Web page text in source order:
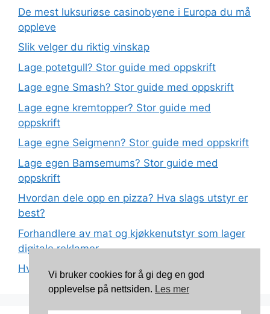
De mest luksuriøse casinobyene i Europa du må
oppleve
Slik velger du riktig vinskap
Lage potetgull? Stor guide med oppskrift
Lage egne Smash? Stor guide med oppskrift
Lage egne kremtopper? Stor guide med
oppskrift
Lage egne Seigmenn? Stor guide med oppskrift
Lage egen Bamsemums? Stor guide med
oppskrift
Hvordan dele opp en pizza? Hva slags utstyr er
best?
Forhandlere av mat og kjøkkenutstyr som lager
digitale reklamer
Hva betyr det at plast har matkvalitet?
Vi bruker cookies for å gi deg en god
opplevelse på nettsiden. Les mer